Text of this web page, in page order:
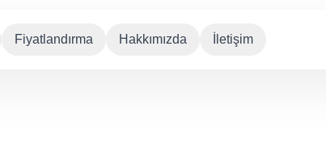
Fiyatlandırma Hakkımızda İletişim